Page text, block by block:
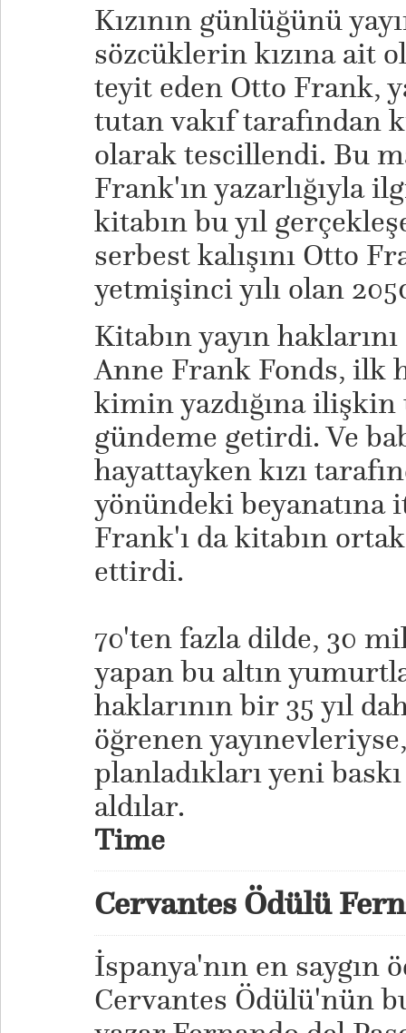
Kızının günlüğünü
sözcüklerin kızına ait
teyit eden Otto Frank,
tutan vakıf tarafından
olarak tescillendi. Bu
Frank'ın yazarlığıyla
kitabın bu yıl
serbest kalışını Otto
yetmişinci yılı olan
Kitabın yayın
Anne Frank Fonds, ilk
kimin yazdığına
gündeme getirdi. Ve
hayattayken kızı
yönündeki beyanatına
Frank'ı da kitabın
ettirdi.
70'ten fazla dilde, 30
yapan bu altın
haklarının bir 35 yıl
öğrenen
planladıkları yeni
aldılar.
Time
Cervantes Ödülü
İspanya'nın en saygın
Cervantes Ödülü'nün